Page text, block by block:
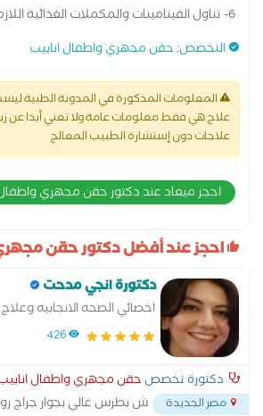
6- تناول الفيتامينات والمكملات الغذائية اللازمة
التخصص: حقن مجهري واطفال انابيب
المعلومات المذكورة في المدونة الطبية
علاج هي فقط معلومات عامة ولا تغني أبدا عن
علاجات دون إستشارة الطبيب المعالج
احجز ميعاد عند دكتور حقن مجهري
احجز عند أفضل دكتور حقن
دكتورة انجي مدحت
اخصائي الصحه الانجابيه وعلاج
426
دكتورة تخصص حقن مجهري واطفال
مصر الجديدة ش بطرس غالي بجوار جراج